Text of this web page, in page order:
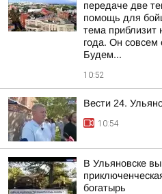
передаче две
помощь для
тема приблизит
года. Он совсем
Будем...
10:52
Вести 24.
10:54
В Ульяновске
богатырь